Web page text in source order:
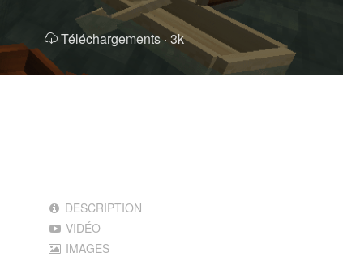
Téléchargements · 3k
DESCRIPTION
VIDÉO
IMAGES